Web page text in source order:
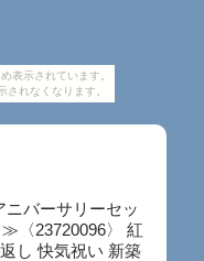
表示されています。
れなくなります。
バーサリーセッ
〈23720096〉 紅
し 快気祝い 新築